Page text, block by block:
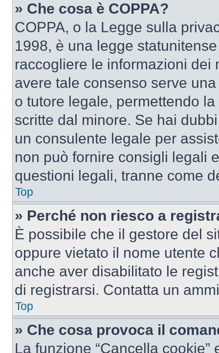
» Che cosa è COPPA?
COPPA, o la Legge sulla
1998, è una legge
raccogliere le informazioni dei
avere tale consenso serve
o tutore legale, permettendo
scritte dal minore. Se hai
un consulente legale per
non può fornire consigli legali
questioni legali, tranne come
Top
» Perché non riesco a
È possibile che il gestore del
oppure vietato il nome utente
anche aver disabilitato le
di registrarsi. Contatta un
Top
» Che cosa provoca il
La funzione “Cancella